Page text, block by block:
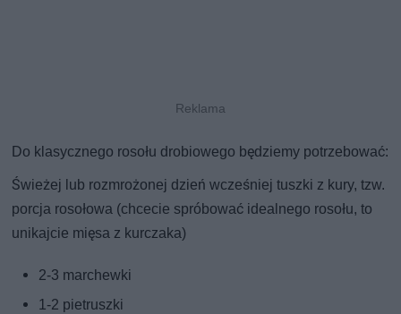
Do klasycznego rosołu drobiowego będziemy potrzebować:
Świeżej lub rozmrożonej dzień wcześniej tuszki z kury, tzw.
porcja rosołowa (chcecie spróbować idealnego rosołu, to
unikajcie mięsa z kurczaka)
2-3 marchewki
1-2 pietruszki